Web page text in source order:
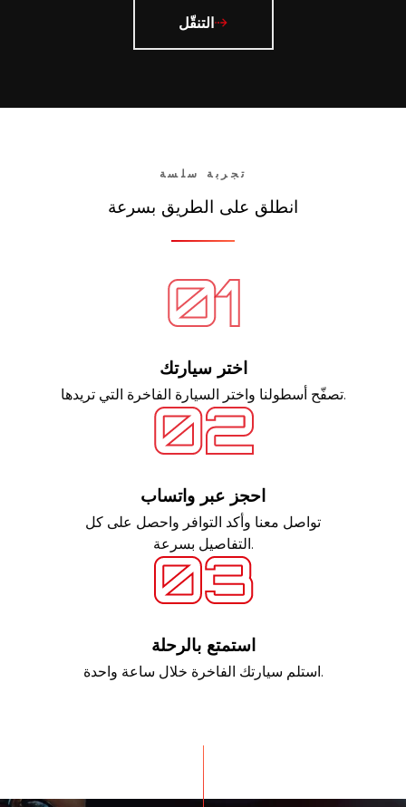
التنقّل
تجربة سلسة
انطلق على الطريق بسرعة
اختر سيارتك
تصفّح أسطولنا واختر السيارة الفاخرة التي تريدها.
احجز عبر واتساب
تواصل معنا وأكد التوافر واحصل على كل
التفاصيل بسرعة.
استمتع بالرحلة
استلم سيارتك الفاخرة خلال ساعة واحدة.